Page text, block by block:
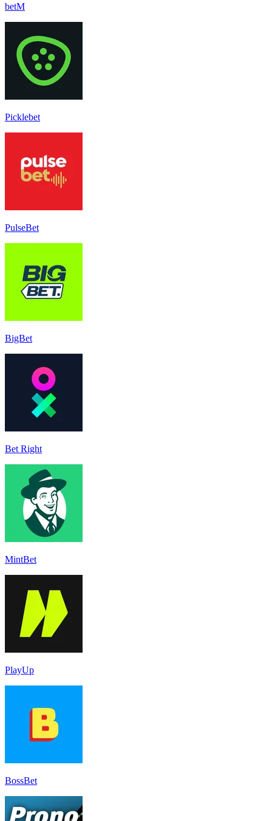
betM
Picklebet
PulseBet
BigBet
Bet Right
MintBet
PlayUp
BossBet